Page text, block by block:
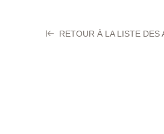
RETOUR À LA LISTE DES